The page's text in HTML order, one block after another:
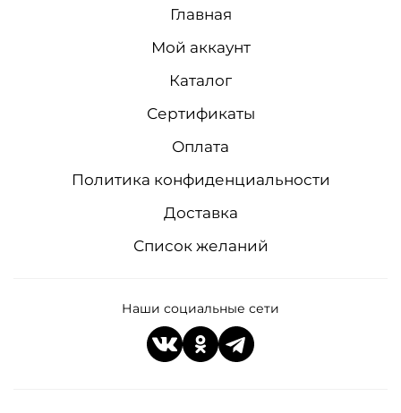
Главная
Мой аккаунт
Каталог
Сертификаты
Оплата
Политика конфиденциальности
Доставка
Список желаний
Наши социальные сети